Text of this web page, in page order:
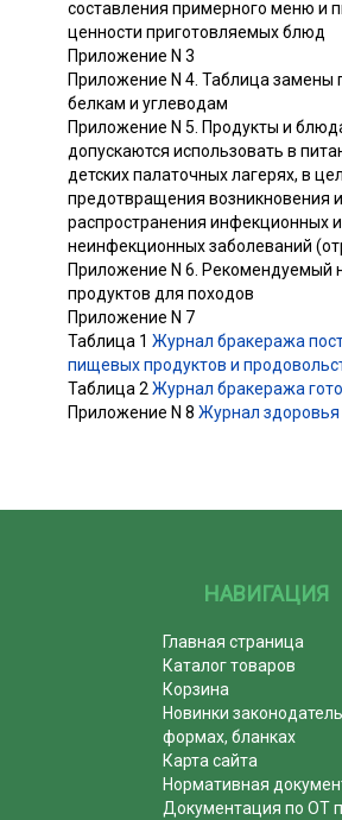
составления примерного меню и
ценности приготовляемых блюд
Приложение N 3
Приложение N 4. Таблица замены
белкам и углеводам
Приложение N 5. Продукты и
допускаются использовать в
детских палаточных лагерях, в
предотвращения возникновения и
распространения инфекционных
неинфекционных заболеваний
Приложение N 6. Рекомендуемый
продуктов для походов
Приложение N 7
Таблица 1 Журнал бракеража
пищевых продуктов и
Таблица 2 Журнал бракеража
Приложение N 8 Журнал здоровья
НАВИГАЦИЯ
Главная страница
Каталог товаров
Корзина
Новинки
формах, бланках
Карта сайта
Нормативная
Документация по ОТ